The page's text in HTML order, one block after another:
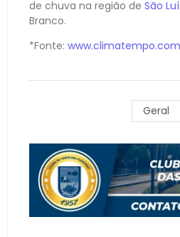
de chuva na região de São
Branco.
*Fonte:
Geral